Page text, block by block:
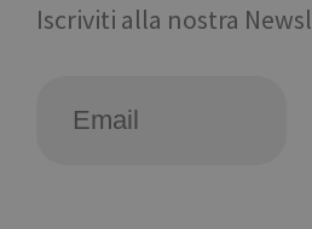
Iscriviti alla nostra